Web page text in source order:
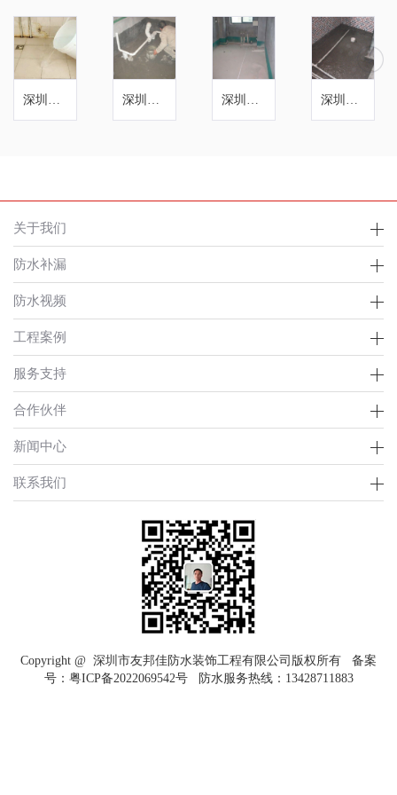
深圳卫生间防水 深圳龙岗卫生间防水 深圳厨房防水 深圳厨房防水补漏
关于我们
防水补漏
防水视频
工程案例
服务支持
合作伙伴
新闻中心
联系我们
Copyright @ 深圳市友邦佳防水装饰工程有限公司版权所有 备案
号： 粤ICP备2022069542号防水服务热线： 13428711883